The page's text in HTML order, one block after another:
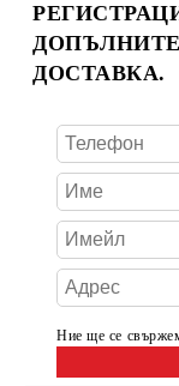
ДОСТАВКА.
Ние ще се